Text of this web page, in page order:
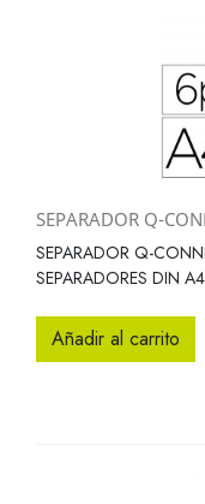
SEPARADOR Q-
SEPARADOR Q-
SEPARADORES DIN
Añadir al carrito